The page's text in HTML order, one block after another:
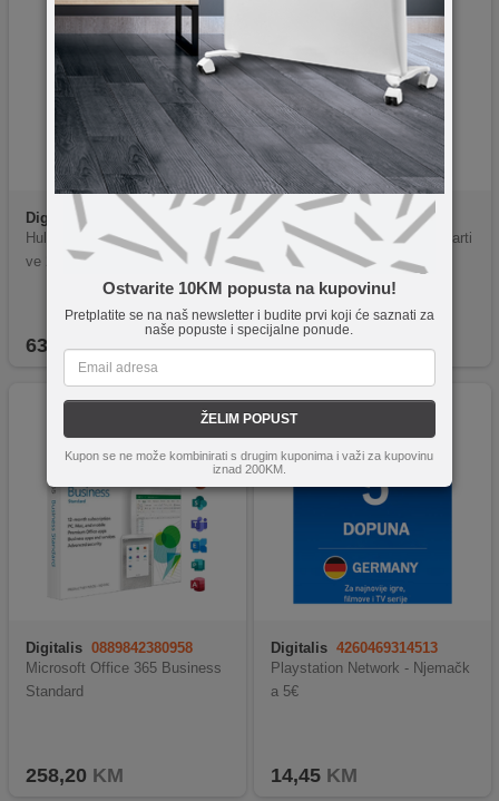
Ostvarite 10KM popusta na kupovinu!
Pretplatite se na naš newsletter i budite prvi koji će saznati za
naše popuste i specijalne ponude.
ŽELIM POPUST
Kupon se ne može kombinirati s drugim kuponima i važi za kupovinu
iznad 200KM.
Digitalis
799366632160
Hulu Sjedinjene Američke Drža
ve 25$
63,80KM
Digitalis
4260484195784
Amazon Njemačka poklon karti
ca 100€
251,70KM
Digitalis 0889842380958
Microsoft Office 365 Business
Standard
258,20 KM
Digitalis 4260469314513
Playstation Network - Njemačk
a 5€
14,45KM